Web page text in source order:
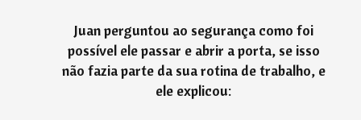
Juan perguntou ao segurança como foi
possível ele passar e abrir a porta, se isso
não fazia parte da sua rotina de trabalho, e
ele explicou: